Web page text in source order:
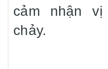
cảm nhận
chảy.